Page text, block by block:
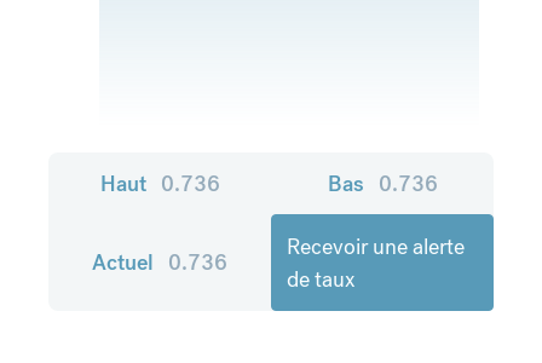
Haut 0.736 Bas 0.736
Actuel 0.736
Recevoir une alerte
de taux